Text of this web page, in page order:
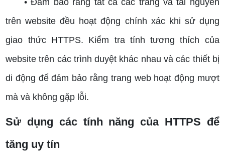
• Đảm bảo rằng tất cả các trang và tài nguyên
trên website đều hoạt động chính xác khi sử dụng
giao thức HTTPS. Kiểm tra tính tương thích của
website trên các trình duyệt khác nhau và các thiết bị
di động để đảm bảo rằng trang web hoạt động mượt
mà và không gặp lỗi.
Sử dụng các tính năng của HTTPS để
tăng uy tín